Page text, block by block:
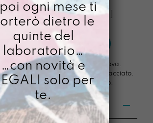
prezzo
originale
€ 74,00.
prezzo
attuale
€ 64,00.
a tracolla: 20 x 32 x 6 cm ]
LO VOGLIO
nel nostro laboratorio di Padova.
giorni lavorativi, pacco sempre tracciato.
di importo superiore ai 100 euro.
poi ogni mese ti
dietro le
quinte del
laboratorio…
…con novità e
solo per
te.